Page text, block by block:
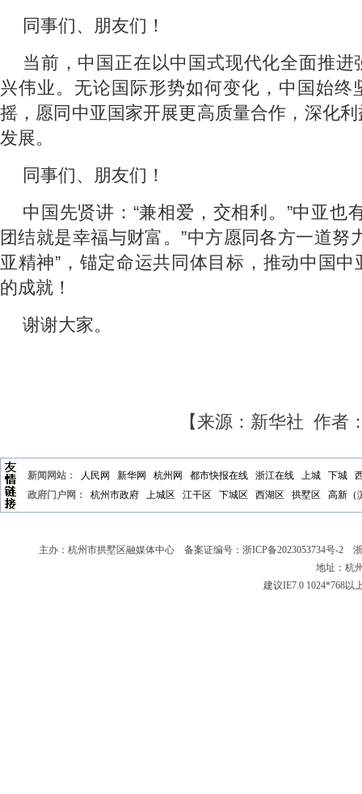
同事们、朋友们！
当前，中国正在以中国式现代化全面推进
兴伟业。无论国际形势如何变化，中国始终
摇，愿同中亚国家开展更高质量合作，深化
发展。
同事们、朋友们！
中国先贤讲：“兼相爱，交相利。”中亚也
团结就是幸福与财富。”中方愿同各方一道努
亚精神”，锚定命运共同体目标，推动中国
的成就！
谢谢大家。
【来源：新华社 作者
新闻网站： 人民网 新华网 杭州网 都市快报在线 浙江在线 上城 下城
政府门户网：
杭州市政府 上城区 江干区 下城区 西湖区 拱墅区 高新（
主办：杭州市拱墅区融媒体中心 备案证编号： 浙ICP备2023053734号-2 浙
地址：杭
建议IE7.0 1024*768